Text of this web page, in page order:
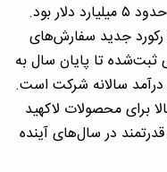
سود خالص لاکهید مارتین در سال ۲۰۲۵ حدود ۵ میلیارد دلار بود.
جدید سفارش‌های
تا پایان سال به
دلار رسید که حدود ۲.۵ برابر درآمد سالانه شرکت است.
برای محصولات لاکهید
درآمدی قدرتمند در سال‌های آینده